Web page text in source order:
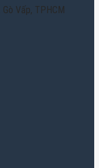
Vấp, TPHCM